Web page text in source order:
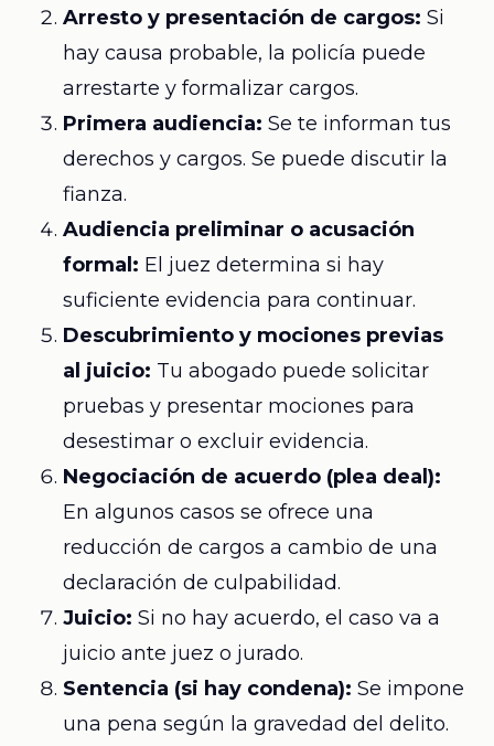
Arresto y presentación de cargos: Si
hay causa probable, la policía puede
arrestarte y formalizar cargos.
Primera audiencia: Se te informan tus
derechos y cargos. Se puede discutir la
fianza.
Audiencia preliminar o acusación
formal: El juez determina si hay
suficiente evidencia para continuar.
Descubrimiento y mociones previas
al juicio: Tu abogado puede solicitar
pruebas y presentar mociones para
desestimar o excluir evidencia.
Negociación de acuerdo (plea deal):
En algunos casos se ofrece una
reducción de cargos a cambio de una
declaración de culpabilidad.
Juicio: Si no hay acuerdo, el caso va a
juicio ante juez o jurado.
Sentencia (si hay condena): Se impone
una pena según la gravedad del delito.